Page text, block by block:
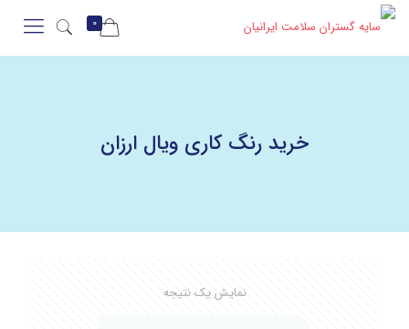
0
خرید رنگ کاری ویال ارزان
نمایش یک نتیجه